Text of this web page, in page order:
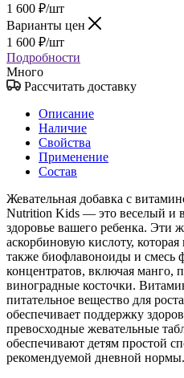
1 600 ₽/шт
Варианты цен
1 600 ₽/шт
Подробности
Много
Рассчитать доставку
Описание
Наличие
Свойства
Применение
Состав
Жевательная добавка с
Nutrition Kids — это веселый и
здоровье вашего ребенка. Эти
аскорбиновую кислоту,
также биофлавоноиды и
концентратов, включая манго,
виноградные косточки.
питательное вещество для
обеспечивает поддержку
превосходные жевательные
обеспечивают детям простой
рекомендуемой дневной нормы.